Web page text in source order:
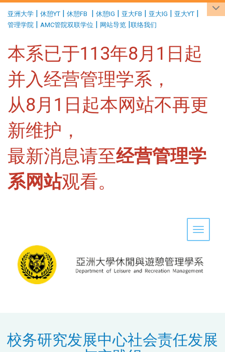
亚洲大学 | 休憩YT | 休憩FB | 休憩IG | 亚大FB | 亚大IG | 亚大YT |
管理学院 | AMC管院双联学位 | 网站导览 |联络我们
本系已于113年8月1日起
并入经营管理学系，
从8月1日起本网站不再更
新维护，
最新消息请至经营管理学
系网站观看。
Toggle
校务研究发展中心社会责任发展